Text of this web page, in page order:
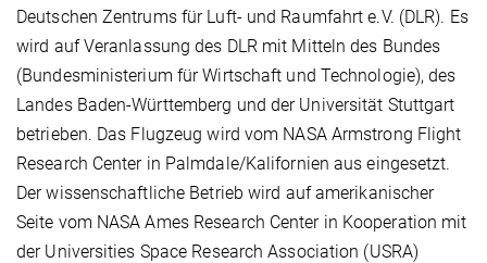
Deutschen Zentrums für Luft- und Raumfahrt e.V. (DLR). Es
wird auf Veranlassung des DLR mit Mitteln des Bundes
(Bundesministerium für Wirtschaft und Technologie), des
Landes Baden-Württemberg und der Universität Stuttgart
betrieben. Das Flugzeug wird vom NASA Armstrong Flight
Research Center in Palmdale/Kalifornien aus eingesetzt.
Der wissenschaftliche Betrieb wird auf amerikanischer
Seite vom NASA Ames Research Center in Kooperation mit
der Universities Space Research Association (USRA)